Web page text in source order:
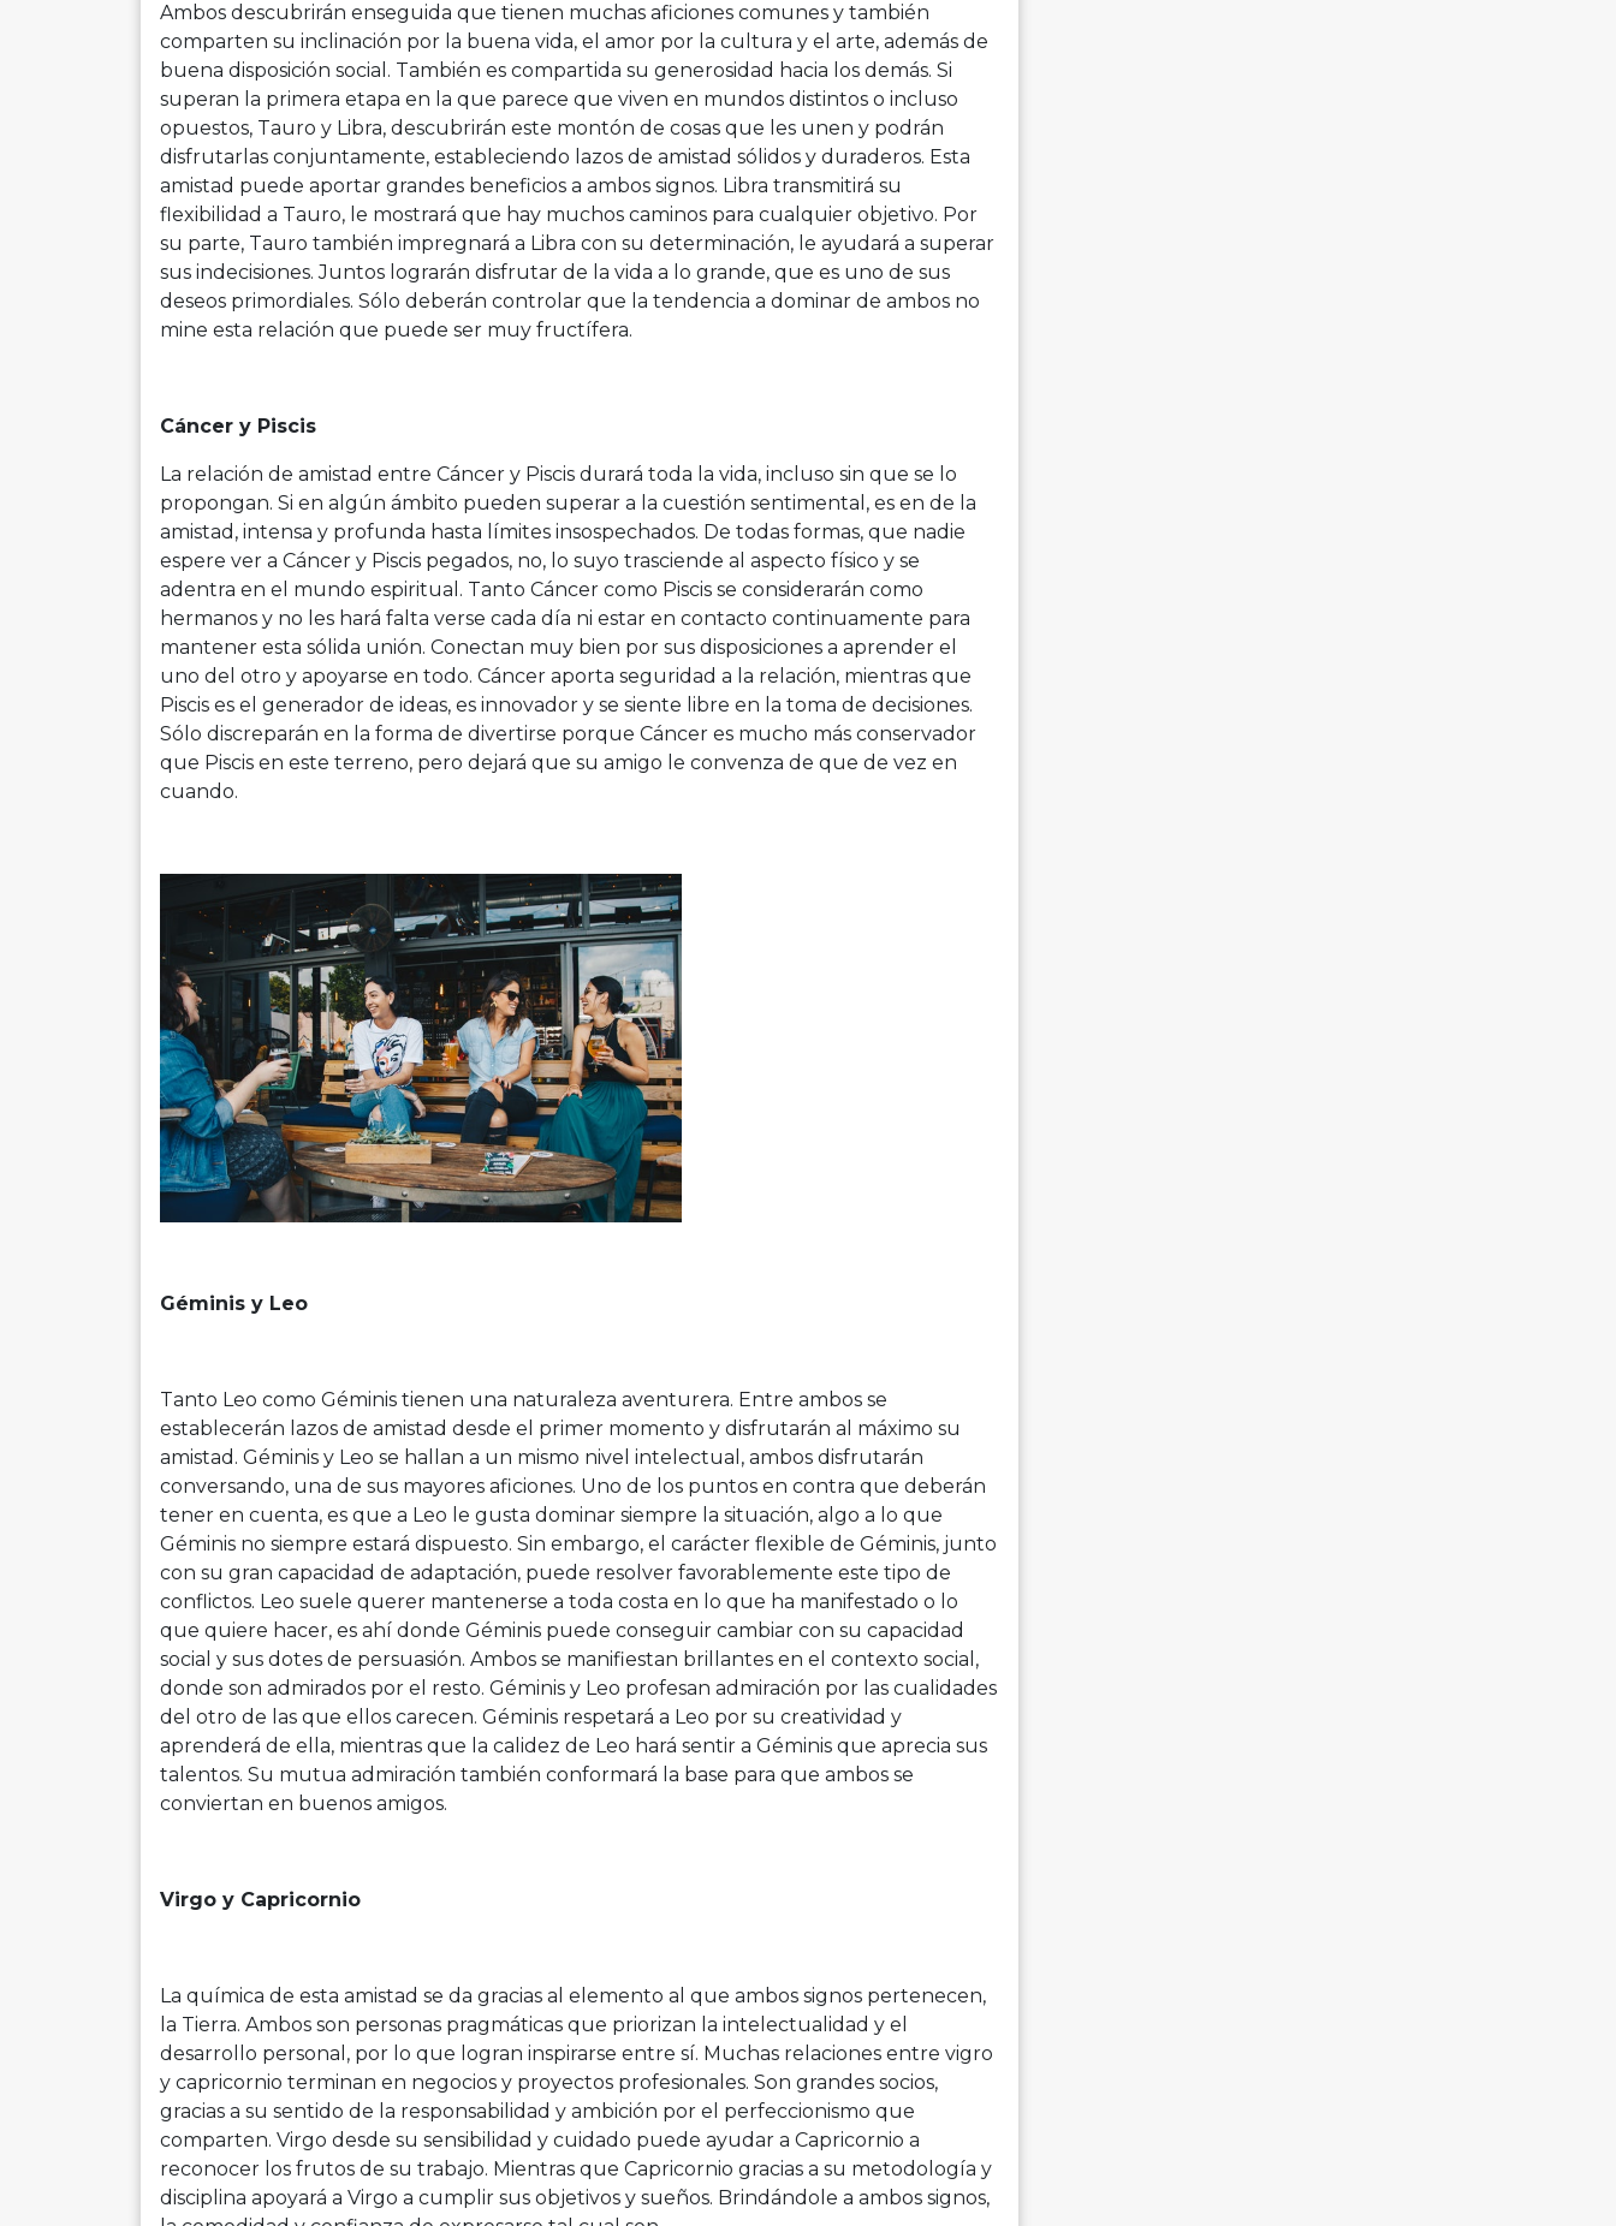
Ambos descubrirán enseguida que tienen muchas aficiones comunes y también
comparten su inclinación por la buena vida, el amor por la cultura y el arte, además de
buena disposición social. También es compartida su generosidad hacia los demás. Si
superan la primera etapa en la que parece que viven en mundos distintos o incluso
opuestos, Tauro y Libra, descubrirán este montón de cosas que les unen y podrán
disfrutarlas conjuntamente, estableciendo lazos de amistad sólidos y duraderos. Esta
amistad puede aportar grandes beneficios a ambos signos. Libra transmitirá su
flexibilidad a Tauro, le mostrará que hay muchos caminos para cualquier objetivo. Por
su parte, Tauro también impregnará a Libra con su determinación, le ayudará a superar
sus indecisiones. Juntos lograrán disfrutar de la vida a lo grande, que es uno de sus
deseos primordiales. Sólo deberán controlar que la tendencia a dominar de ambos no
mine esta relación que puede ser muy fructífera.
Cáncer y Piscis
La relación de amistad entre Cáncer y Piscis durará toda la vida, incluso sin que se lo
propongan. Si en algún ámbito pueden superar a la cuestión sentimental, es en de la
amistad, intensa y profunda hasta límites insospechados. De todas formas, que nadie
espere ver a Cáncer y Piscis pegados, no, lo suyo trasciende al aspecto físico y se
adentra en el mundo espiritual. Tanto Cáncer como Piscis se considerarán como
hermanos y no les hará falta verse cada día ni estar en contacto continuamente para
mantener esta sólida unión. Conectan muy bien por sus disposiciones a aprender el
uno del otro y apoyarse en todo. Cáncer aporta seguridad a la relación, mientras que
Piscis es el generador de ideas, es innovador y se siente libre en la toma de decisiones.
Sólo discreparán en la forma de divertirse porque Cáncer es mucho más conservador
que Piscis en este terreno, pero dejará que su amigo le convenza de que de vez en
cuando.
Géminis y Leo
Tanto Leo como Géminis tienen una naturaleza aventurera. Entre ambos se
establecerán lazos de amistad desde el primer momento y disfrutarán al máximo su
amistad. Géminis y Leo se hallan a un mismo nivel intelectual, ambos disfrutarán
conversando, una de sus mayores aficiones. Uno de los puntos en contra que deberán
tener en cuenta, es que a Leo le gusta dominar siempre la situación, algo a lo que
Géminis no siempre estará dispuesto. Sin embargo, el carácter flexible de Géminis, junto
con su gran capacidad de adaptación, puede resolver favorablemente este tipo de
conflictos. Leo suele querer mantenerse a toda costa en lo que ha manifestado o lo
que quiere hacer, es ahí donde Géminis puede conseguir cambiar con su capacidad
social y sus dotes de persuasión. Ambos se manifiestan brillantes en el contexto social,
donde son admirados por el resto. Géminis y Leo profesan admiración por las cualidades
del otro de las que ellos carecen. Géminis respetará a Leo por su creatividad y
aprenderá de ella, mientras que la calidez de Leo hará sentir a Géminis que aprecia sus
talentos. Su mutua admiración también conformará la base para que ambos se
conviertan en buenos amigos.
Virgo y Capricornio
La química de esta amistad se da gracias al elemento al que ambos signos pertenecen,
la Tierra. Ambos son personas pragmáticas que priorizan la intelectualidad y el
desarrollo personal, por lo que logran inspirarse entre sí. Muchas relaciones entre vigro
y capricornio terminan en negocios y proyectos profesionales. Son grandes socios,
gracias a su sentido de la responsabilidad y ambición por el perfeccionismo que
comparten. Virgo desde su sensibilidad y cuidado puede ayudar a Capricornio a
reconocer los frutos de su trabajo. Mientras que Capricornio gracias a su metodología y
disciplina apoyará a Virgo a cumplir sus objetivos y sueños. Brindándole a ambos signos,